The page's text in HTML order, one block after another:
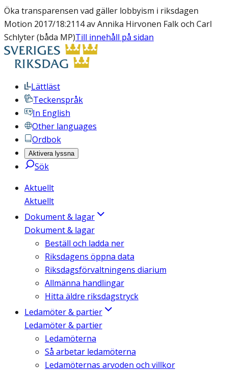
Öka transparensen vad gäller lobbyism i riksdagen
Motion 2017/18:2114 av Annika Hirvonen Falk och Carl
Schlyter (båda MP)Till innehåll på sidan
Lättläst
Teckenspråk
In English
Other languages
Ordbok
Aktivera lyssna
Sök
Aktuellt
Aktuellt
Dokument & lagar
Dokument & lagar
Beställ och ladda ner
Riksdagens öppna data
Riksdagsförvaltningens diarium
Allmänna handlingar
Hitta äldre riksdagstryck
Ledamöter & partier
Ledamöter & partier
Ledamöterna
Så arbetar ledamöterna
Ledamöternas arvoden och villkor